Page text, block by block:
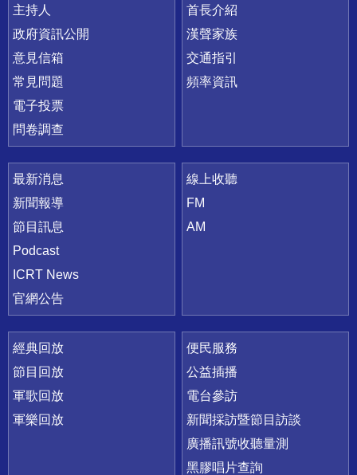
主持人
政府資訊公開
意見信箱
常見問題
電子投票
問卷調查
首長介紹
漢聲家族
交通指引
頻率資訊
最新消息
新聞報導
節目訊息
Podcast
ICRT News
官網公告
線上收聽
FM
AM
經典回放
節目回放
軍歌回放
軍樂回放
便民服務
公益插播
電台參訪
新聞採訪暨節目訪談
廣播訊號收聽量測
黑膠唱片查詢